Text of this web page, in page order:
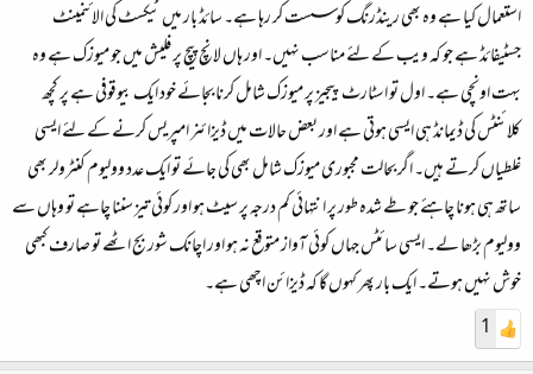
استعمال کیا ہے وہ بھی رینڈرنگ کو سست کر رہا ہے۔ سائڈ بار میں ٹیکسٹ کی الائنمینٹ
جسٹیفائڈ ہے جو کہ ویب کے لئے مناسب نہیں۔ اور ہاں لانچ پیچ پر فلیش میں جو میوزک ہے وہ
بہت اونچی ہے۔ اول تو اسٹارٹ پیجیز پر میوزک شامل کرنا بجائے خود ایک بیوقوفی ہے پر کچھ
کلائنٹس کی ڈیمانڈ ہی ایسی ہوتی ہے اور بعض حالات میں ڈیزائنر امپریس کرنے کے لئے ایسی
غلطیاں کرتے ہیں۔ اگر بحالت مجبوری میوزک شامل بھی کی جائے تو ایک عدد وولیوم کنٹرولر بھی
ساتھ ہی ہونا چاہئے جو طے شدہ طور پر انتہائی کم درجہ پر سیٹ ہو اور کوئی تیز سننا چاہے تو وہاں سے
وولیوم بڑھا لے۔ ایسی سائٹس جہاں کوئی آواز متوقع نہ ہو اور اچانک شور بج اٹھے تو صارف کبھی
خوش نہیں ہوتے۔ ایک بار پھر کہوں گا کہ ڈیزائن اچھی ہے۔
1